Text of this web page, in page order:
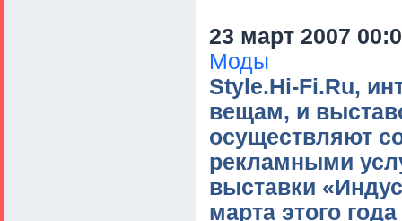
23 март 2007
Моды
Style.Hi-Fi.Ru,
вещам, и
осуществляют
рекламными
выставки
марта этого